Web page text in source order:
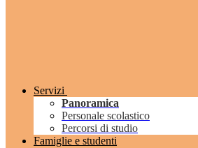
Servizi
Panoramica
Personale scolastico
Percorsi di studio
Famiglie e studenti